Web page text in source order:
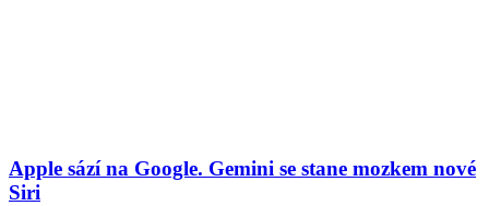
Apple sází na Google. Gemini se stane mozkem nové
Siri